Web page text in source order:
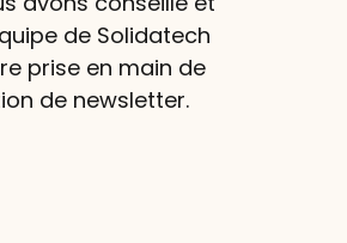
de Solidatech
prise en main de
de newsletter.